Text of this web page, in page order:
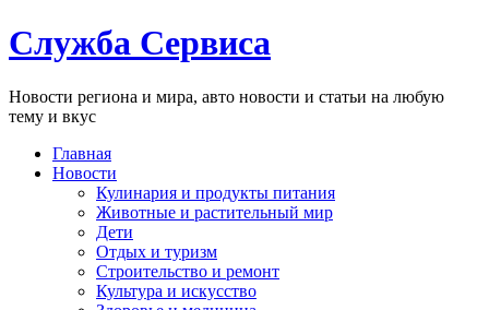
Служба Сервиса
Новости региона и мира, авто новости и статьи на любую
тему и вкус
Главная
Новости
Кулинария и продукты питания
Животные и растительный мир
Дети
Отдых и туризм
Строительство и ремонт
Культура и искусство